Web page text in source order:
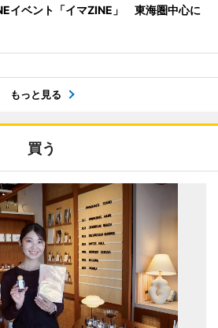
イベント「イマZINE」 東海圏中心に
もっと見る
買う